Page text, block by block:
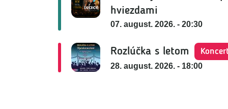
hviezdami
07. august. 2026. - 20:30
Rozlúčka s letom
28. august. 2026. - 18:00